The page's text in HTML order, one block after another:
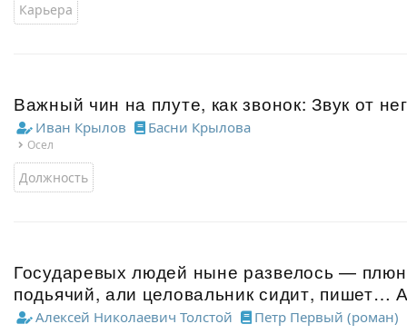
Карьера
Важный чин на плуте, как звонок: Звук от
Иван Крылов Басни Крылова
Осел
Должность
Государевых людей ныне развелось —
подьячий, али целовальник сидит, пишет…
Алексей Николаевич Толстой Петр Первый (роман)